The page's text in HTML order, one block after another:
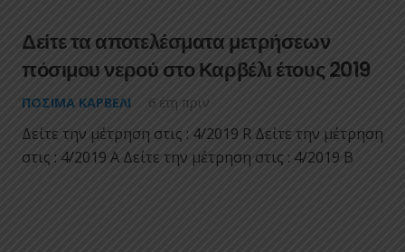
Δείτε τα αποτελέσματα μετρήσεων
πόσιμου νερού στο Καρβέλι έτους 2019
ΠΌΣΙΜΑ ΚΑΡΒΈΛΙ 6 έτη πριν
Δείτε την μέτρηση στις : 4/2019 R Δείτε την μέτρηση
στις : 4/2019 A Δείτε την μέτρηση στις : 4/2019 B